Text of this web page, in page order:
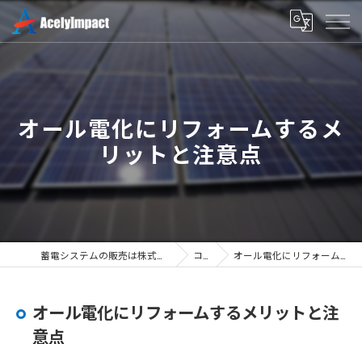
オール電化にリフォームするメ
リットと注意点
コラム オール電化にリフォームするメリットと注意点
オール電化にリフォームするメリットと注
意点